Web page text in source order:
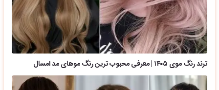
ترند رنگ موی ۱۴۰۵ | معرفی محبوب ترین رنگ موهای مد امسال